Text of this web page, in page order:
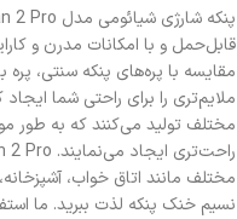
ملایم‌تری را برای راحتی شما
مختلف تولید می‌کنند که به طور
مختلف مانند اتاق خواب،
نسیم خنک پنکه لذت ببرید. ما